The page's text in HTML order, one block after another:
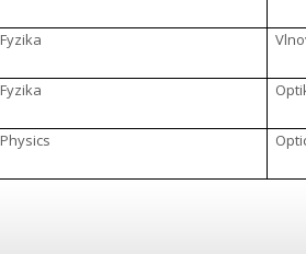
Fyzika
Fyzika
Physics